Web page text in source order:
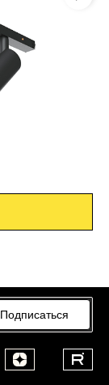
Подписаться